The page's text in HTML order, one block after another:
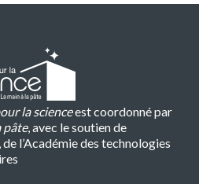
la scienceest coordonné par
pâte, avec le soutien de
de l’Académie des technologies